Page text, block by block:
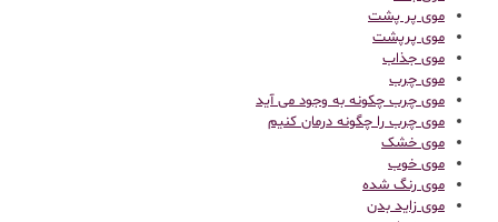
موی پر پشت
موی پرپشت
موی جذاب
موی چرب
موی چرب چکونه به وجود می آید
موی چرب را چگونه درمان کنیم
موی خشک
موی خوب
موی رنگ شده
موی زاید بدن